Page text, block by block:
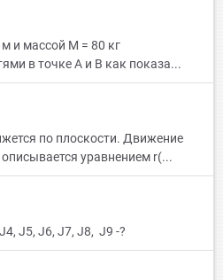
и массой M = 80 кг
в точке А и B как показа...
по плоскости. Движение
уравнением r(...
J5, J6, J7, J8, J9 -?